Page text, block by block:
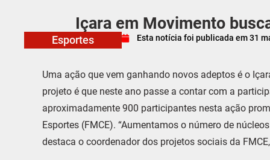
Içara em Movimento
Esportes Esta notícia foi publicada em 31
Uma ação que vem ganhando novos adeptos é o
projeto é que neste ano passe a contar com a
aproximadamente 900 participantes nesta ação
Esportes (FMCE). “Aumentamos o número de
destaca o coordenador dos projetos sociais da